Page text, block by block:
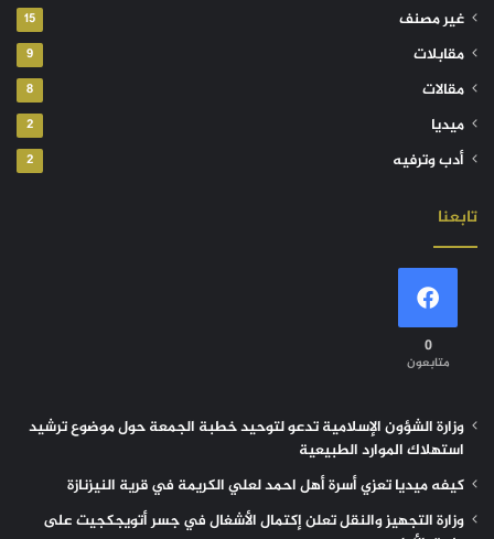
غير مصنف 15
مقابلات 9
مقالات 8
ميديا 2
أدب وترفيه 2
تابعنا
0
متابعون
وزارة الشؤون الإسلامية تدعو لتوحيد خطبة الجمعة حول موضوع ترشيد
استهلاك الموارد الطبيعية
كيفه ميديا تعزي أسرة أهل احمد لعلي الكريمة في قرية النيزنازة
وزارة التجهيز والنقل تعلن إكتمال الأشغال في جسر أتويجكجيت على